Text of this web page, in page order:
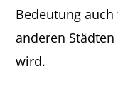
Bedeutung
anderen
wird.